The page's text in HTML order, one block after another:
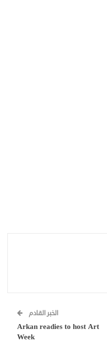
الخبر القادم
Arkan readies to host Art
Week